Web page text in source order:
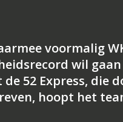
voormalig
wil gaan
52 Express, die
hoopt het